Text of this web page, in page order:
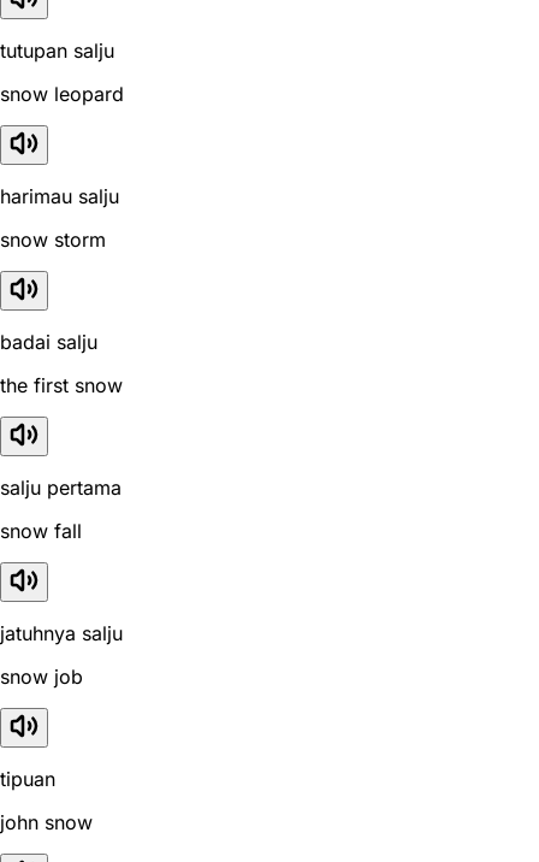
tutupan salju
snow leopard
harimau salju
snow storm
badai salju
the first snow
salju pertama
snow fall
jatuhnya salju
snow job
tipuan
john snow